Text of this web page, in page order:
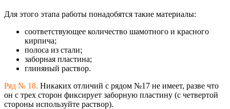
Для этого этапа работы понадобятся такие материалы:
соответствующее количество шамотного и красного
кирпича;
полоса из стали;
заборная пластина;
глиняный раствор.
Ряд № 18. Никаких отличий с рядом №17 не имеет, разве что
он с трех сторон фиксирует заборную пластину (с четвертой
стороны используйте раствор).